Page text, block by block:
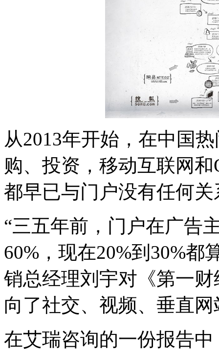
从2013年开始，在中国
购、投资，移动互联网
都早已与门户没有任何关
“三五年前，门户在广告
60%，现在20%到30%都
销总经理刘宇对《第一
向了社交、视频、垂直网
在艾瑞咨询的一份报告